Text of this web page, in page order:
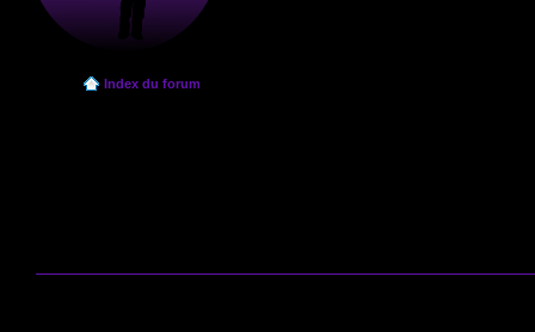
Index du forum